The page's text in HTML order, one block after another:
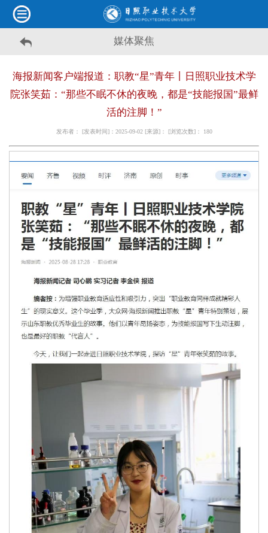
媒体聚焦
海报新闻客户端报道：职教“星”青年丨日照职业技术学
院张笑茹：“那些不眠不休的夜晚，都是“技能报国”最鲜
活的注脚！”
发布者： [发表时间]：2025-09-02 [来源]： [浏览次数]： 180